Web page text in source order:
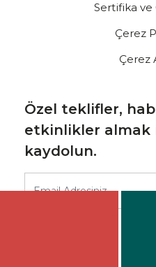
Sertifika
Çerez
Çerez
Özel teklifler,
etkinlikler almak
kaydolun.